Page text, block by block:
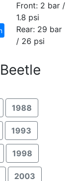
Front: 2 bar /
1.8 psi
Rear: 29 bar
/ 26 psi
1988
1993
1998
2003